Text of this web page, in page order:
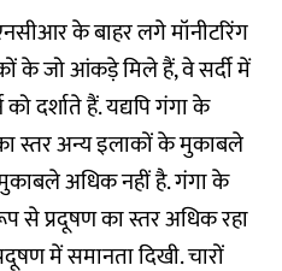
के बाहर लगे मॉनीटरिंग
के जो आंकड़े मिले हैं, वे सर्दी में
दर्शाते हैं. यद्यपि गंगा के
का स्तर अन्य इलाकों के मुकाबले
अधिक नहीं है. गंगा के
से प्रदूषण का स्तर अधिक रहा
में समानता दिखी. चारों